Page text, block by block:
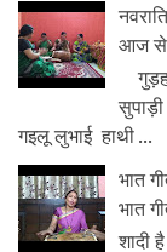
आज से
गइलू लुभाई हाथी ...
भात
भात
शादी